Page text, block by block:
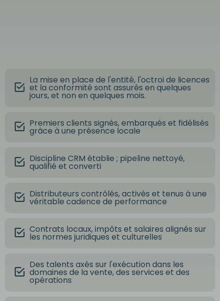
La mise en place de l'entité, l'octroi de licences
et la conformité sont assurés en quelques
jours, et non en quelques mois.
Premiers clients signés, embarqués et fidélisés
grâce à une présence locale
Discipline CRM établie ; pipeline nettoyé,
qualifié et converti
Distributeurs contrôlés, activés et tenus à une
véritable cadence de performance
Contrats locaux, impôts et salaires alignés sur
les normes juridiques et culturelles
Des talents axés sur l'exécution dans les
domaines de la vente, des services et des
opérations